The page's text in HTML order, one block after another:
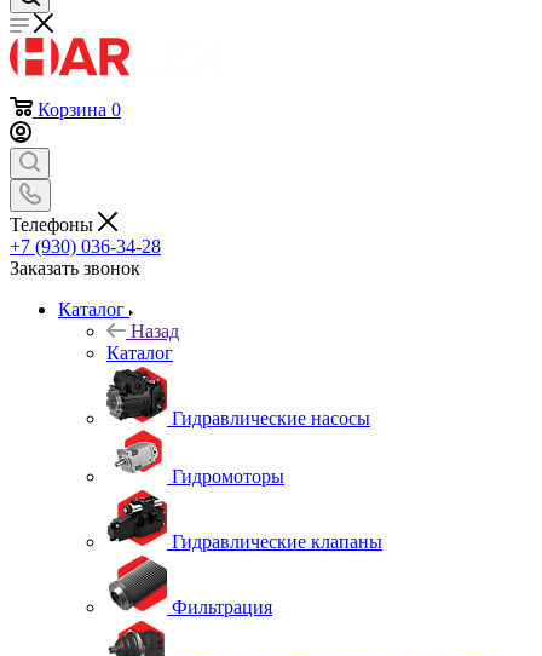
Корзина 0
Телефоны
+7 (930) 036-34-28
Заказать звонок
Каталог
Назад
Каталог
Гидравлические насосы
Гидромоторы
Гидравлические клапаны
Фильтрация